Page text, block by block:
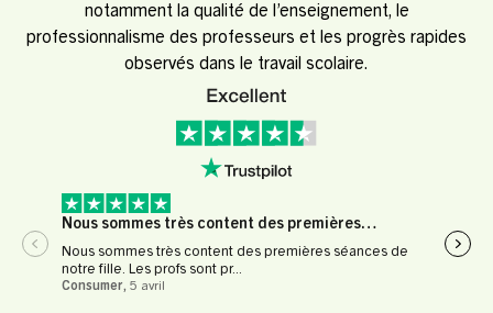
notamment la qualité de l’enseignement, le
professionnalisme des professeurs et les progrès rapides
observés dans le travail scolaire.
Nous sommes très content des premières…
Nous sommes très content des premières séances de
notre fille. Les profs sont pr...
Consumer, 5 avril